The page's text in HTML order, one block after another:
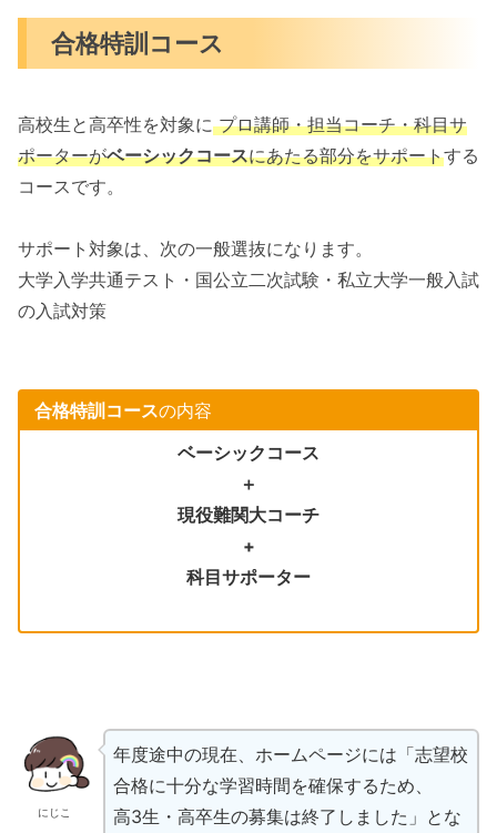
合格特訓コース
高校生と高卒性を対象にプロ講師・担当コーチ・科目サ
ポーターがベーシックコースにあたる部分をサポートする
コースです。
サポート対象は、次の一般選抜になります。
大学入学共通テスト・国公立二次試験・私立大学一般入試
の入試対策
合格特訓コースの内容
ベーシックコース
＋
現役難関大コーチ
+
科目サポーター
にじこ
年度途中の現在、ホームページには「志望校
合格に十分な学習時間を確保するため、
高3生・高卒生の募集は終了しました」とな